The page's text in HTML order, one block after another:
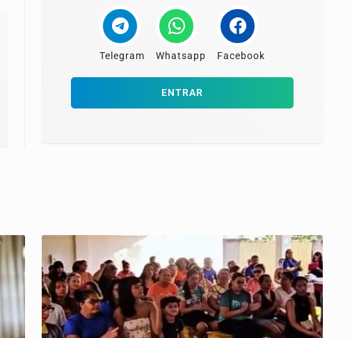
Telegram Whatsapp Facebook
ENTRAR